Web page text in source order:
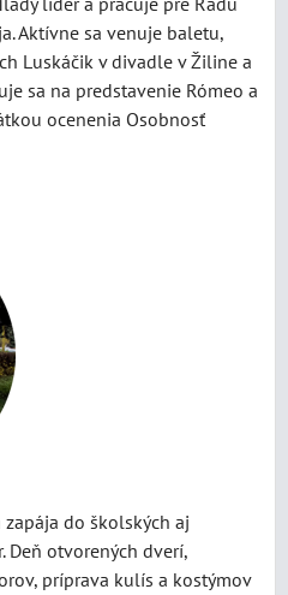
Aktívne sa venuje baletu,
Luskáčik v divadle v Žiline a
sa na predstavenie Rómeo a
ocenenia Osobnosť
zapája do školských aj
Deň otvorených dverí,
príprava kulís a kostýmov